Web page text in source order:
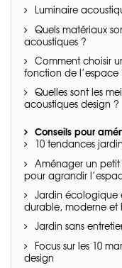
Luminaire
Quels matériaux
acoustiques ?
Comment choisir
fonction de l’espace
Quelles sont les
acoustiques design ?
Conseils pour
10 tendances
Aménager un petit
pour agrandir
Jardin écologique
durable, moderne
Jardin sans
Focus sur les 10
design